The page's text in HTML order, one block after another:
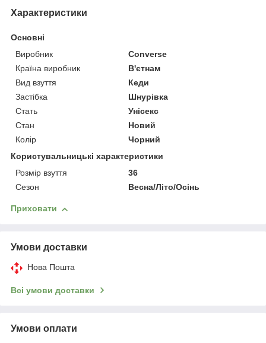
Характеристики
Основні
Виробник
Converse
Країна виробник
В'єтнам
Вид взуття
Кеди
Застібка
Шнурівка
Стать
Унісекс
Стан
Новий
Колір
Чорний
Користувальницькі характеристики
Розмір взуття
36
Сезон
Весна/Літо/Осінь
Приховати
Умови доставки
Нова Пошта
Всі умови доставки
Умови оплати